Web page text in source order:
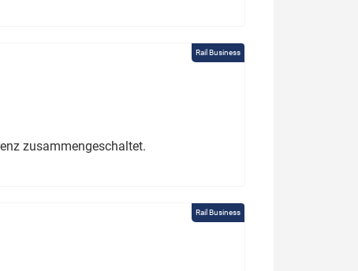
Rail Business
zusammengeschaltet.
Rail Business